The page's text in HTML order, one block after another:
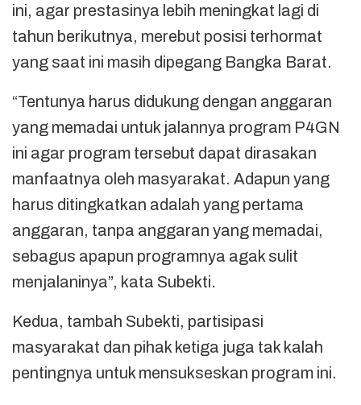
ini, agar prestasinya lebih meningkat lagi di
tahun berikutnya, merebut posisi terhormat
yang saat ini masih dipegang Bangka Barat.
“Tentunya harus didukung dengan anggaran
yang memadai untuk jalannya program P4GN
ini agar program tersebut dapat dirasakan
manfaatnya oleh masyarakat. Adapun yang
harus ditingkatkan adalah yang pertama
anggaran, tanpa anggaran yang memadai,
sebagus apapun programnya agak sulit
menjalaninya”, kata Subekti.
Kedua, tambah Subekti, partisipasi
masyarakat dan pihak ketiga juga tak kalah
pentingnya untuk mensukseskan program ini.